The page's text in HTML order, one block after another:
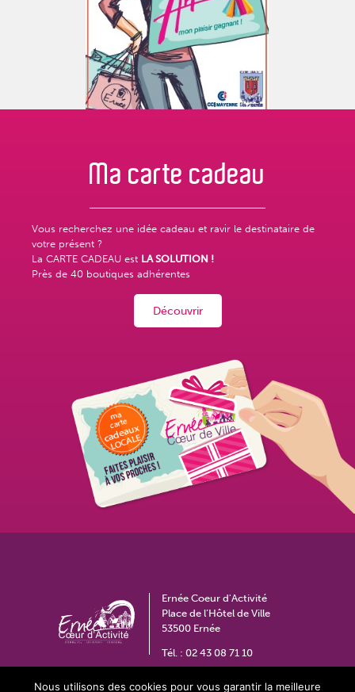
Ma carte cadeau
Vous recherchez une idée cadeau et ravir le destinataire de
votre présent ?
La CARTE CADEAU est LA SOLUTION !
Près de 40 boutiques adhérentes
Découvrir
Ernée Coeur d'Activité
Place de l’Hôtel de Ville
53500 Ernée
Tél. : 02 43 08 71 10
Nous utilisons des cookies pour vous garantir la meilleure